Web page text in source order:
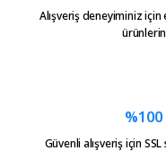
Alışveriş deneyiminiz için
Güvenli alışveriş için